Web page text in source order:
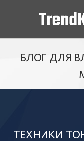
БЛОГ ДЛЯ
ТЕХНИКИ